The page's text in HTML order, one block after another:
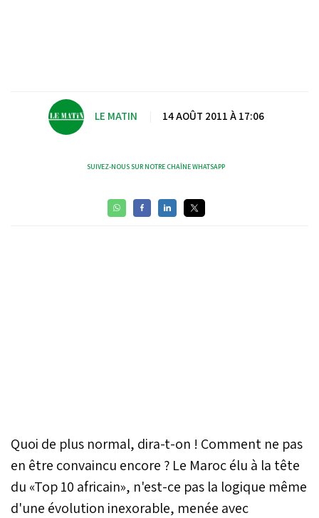
LE MATIN 14 AOÛT 2011 À 17:06
SUIVEZ-NOUS SUR NOTRE CHAÎNE WHATSAPP
Quoi de plus normal, dira-t-on ! Comment ne pas
en être convaincu encore ? Le Maroc élu à la tête
du «Top 10 africain», n'est-ce pas la logique même
d'une évolution inexorable, menée avec